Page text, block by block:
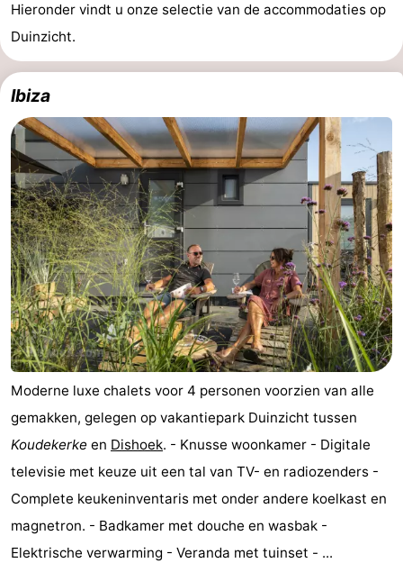
Hieronder vindt u onze selectie van de accommodaties op
Duinzicht.
Ibiza
Moderne luxe chalets voor 4 personen voorzien van alle
gemakken, gelegen op vakantiepark Duinzicht tussen
Koudekerke en Dishoek. - Knusse woonkamer - Digitale
televisie met keuze uit een tal van TV- en radiozenders -
Complete keukeninventaris met onder andere koelkast en
magnetron. - Badkamer met douche en wasbak -
Elektrische verwarming - Veranda met tuinset - ...